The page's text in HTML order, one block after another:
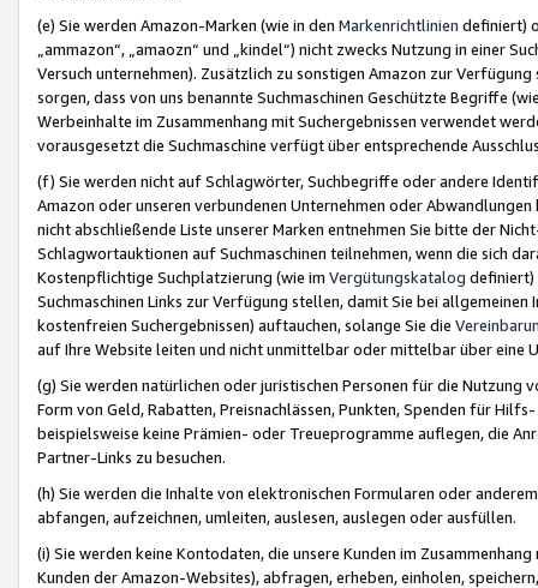
(e) Sie werden Amazon-Marken (wie in den Markenrichtlinien definiert)
„ammazon“, „amaozn“ und „kindel“) nicht zwecks Nutzung in einer
Versuch unternehmen). Zusätzlich zu sonstigen Amazon zur
sorgen, dass von uns benannte Suchmaschinen Geschützte Begriffe
Werbeinhalte im Zusammenhang mit Suchergebnissen verwendet
vorausgesetzt die Suchmaschine verfügt über entsprechende
(f) Sie werden nicht auf Schlagwörter, Suchbegriffe oder andere
Amazon oder unseren verbundenen Unternehmen oder
nicht abschließende Liste unserer Marken entnehmen Sie bitte der
Schlagwortauktionen auf Suchmaschinen teilnehmen, wenn die sich
Kostenpflichtige Suchplatzierung (wie im Vergütungskatalog definiert)
Suchmaschinen Links zur Verfügung stellen, damit Sie bei
kostenfreien Suchergebnissen) auftauchen, solange Sie die
auf Ihre Website leiten und nicht unmittelbar oder mittelbar über eine
(g) Sie werden natürlichen oder juristischen Personen für die Nutzung
Form von Geld, Rabatten, Preisnachlässen, Punkten, Spenden für
beispielsweise keine Prämien- oder Treueprogramme auflegen, die
Partner-Links zu besuchen.
(h) Sie werden die Inhalte von elektronischen Formularen oder
abfangen, aufzeichnen, umleiten, auslesen, auslegen oder ausfüllen.
(i) Sie werden keine Kontodaten, die unsere Kunden im
Kunden der Amazon-Websites), abfragen, erheben, einholen,